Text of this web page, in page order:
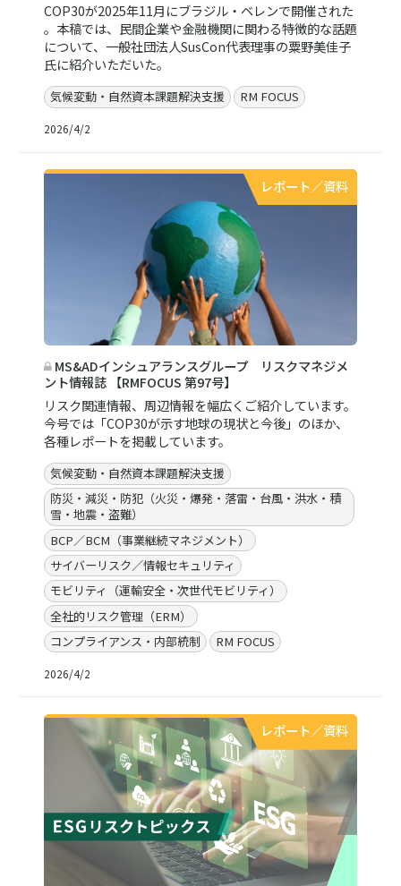
COP30が2025年11月にブラジル・ベレンで開催された
。本稿では、民間企業や金融機関に関わる特徴的な話題
について、一般社団法人SusCon代表理事の粟野美佳子
氏に紹介いただいた。
気候変動・自然資本課題解決支援 RM FOCUS
2026/4/2
レポート／資料
MS&ADインシュアランスグループ リスクマネジメ
ント情報誌 【RMFOCUS 第97号】
リスク関連情報、周辺情報を幅広くご紹介しています。
今号では「COP30が示す地球の現状と今後」のほか、
各種レポートを掲載しています。
気候変動・自然資本課題解決支援
防災・減災・防犯（火災・爆発・落雷・台風・洪水・積
雪・地震・盗難）
BCP／BCM（事業継続マネジメント）
サイバーリスク／情報セキュリティ
モビリティ（運輸安全・次世代モビリティ）
全社的リスク管理（ERM）
コンプライアンス・内部統制
RM FOCUS
2026/4/2
レポート／資料